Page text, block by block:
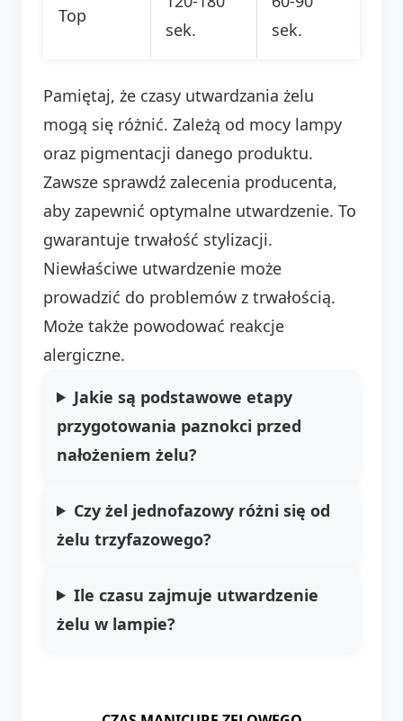
Top
sek.
sek.
Pamiętaj, że czasy utwardzania żelu
mogą się różnić. Zależą od mocy lampy
oraz pigmentacji danego produktu.
Zawsze sprawdź zalecenia producenta,
aby zapewnić optymalne utwardzenie. To
gwarantuje trwałość stylizacji.
Niewłaściwe utwardzenie może
prowadzić do problemów z trwałością.
Może także powodować reakcje
alergiczne.
Jakie są podstawowe etapy
przygotowania paznokci przed
nałożeniem żelu?
Czy żel jednofazowy różni się od
żelu trzyfazowego?
Ile czasu zajmuje utwardzenie
żelu w lampie?